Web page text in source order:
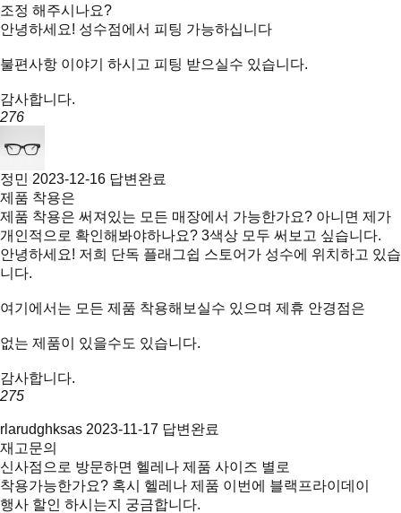
조정 해주시나요?
안녕하세요! 성수점에서 피팅 가능하십니다
불편사항 이야기 하시고 피팅 받으실수 있습니다.
감사합니다.
276
정민 2023-12-16 답변완료
제품 착용은
제품 착용은 써져있는 모든 매장에서 가능한가요? 아니면 제가
개인적으로 확인해봐야하나요? 3색상 모두 써보고 싶습니다.
안녕하세요! 저희 단독 플래그쉽 스토어가 성수에 위치하고 있습
니다.
여기에서는 모든 제품 착용해보실수 있으며 제휴 안경점은
없는 제품이 있을수도 있습니다.
감사합니다.
275
rlarudghksas 2023-11-17 답변완료
재고문의
신사점으로 방문하면 헬레나 제품 사이즈 별로
착용가능한가요? 혹시 헬레나 제품 이번에 블랙프라이데이
행사 할인 하시는지 궁금합니다.